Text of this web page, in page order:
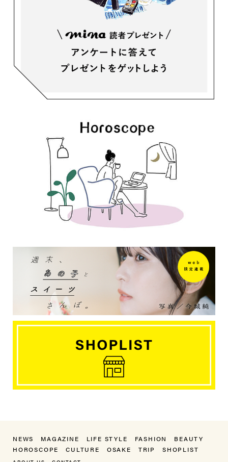
NEWS MAGAZINE LIFE STYLE FASHION
BEAUTY
HOROSCOPE
CULTURE OSAKE TRIP SHOPLIST